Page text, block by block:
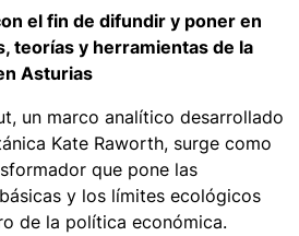
el fin de difundir y poner en
teorías y herramientas de la
Asturias
un marco analítico desarrollado
Kate Raworth, surge como
que pone las
y los límites ecológicos
de la política económica.